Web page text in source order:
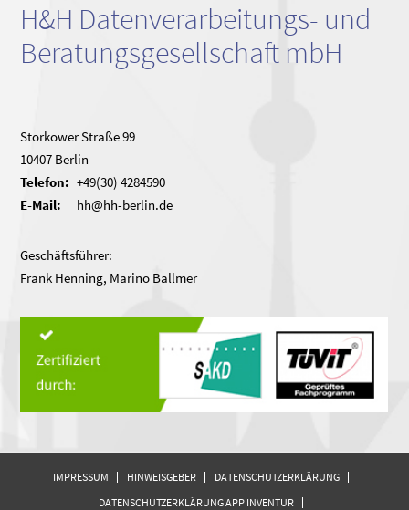
H&H Datenverarbeitungs- und
Beratungsgesellschaft mbH
Storkower Straße 99
10407 Berlin
Telefon: +49(30) 4284590
E-Mail:
hh@hh-berlin.de
Geschäftsführer:
Frank Henning, Marino Ballmer
IMPRESSUM HINWEISGEBER
DATENSCHUTZERKLÄRUNG
DATENSCHUTZERKLÄRUNG APP INVENTUR